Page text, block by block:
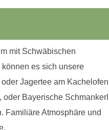
mit Schwäbischen
es sich unsere
Jagertee am Kachelofen
Bayerische Schmankerl
Familiäre Atmosphäre und